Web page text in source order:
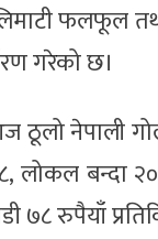
फलफूल
गरेको छ।
ठूलो नेपाली
बन्दा
७८ रुपैयाँ